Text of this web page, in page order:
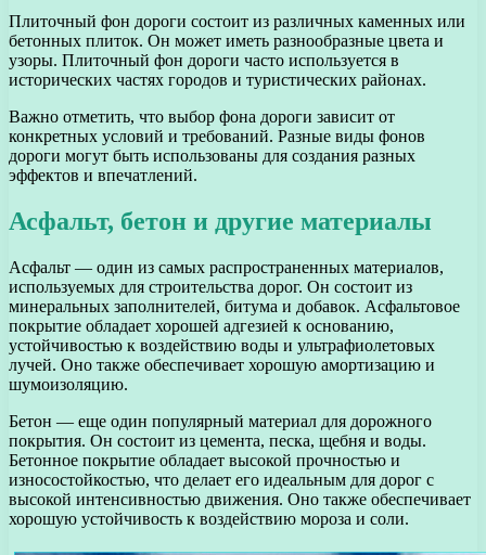
Плиточный фон дороги состоит из различных каменных или
бетонных плиток. Он может иметь разнообразные цвета и
узоры. Плиточный фон дороги часто используется в
исторических частях городов и туристических районах.
Важно отметить, что выбор фона дороги зависит от
конкретных условий и требований. Разные виды фонов
дороги могут быть использованы для создания разных
эффектов и впечатлений.
Асфальт, бетон и другие материалы
Асфальт — один из самых распространенных материалов,
используемых для строительства дорог. Он состоит из
минеральных заполнителей, битума и добавок. Асфальтовое
покрытие обладает хорошей адгезией к основанию,
устойчивостью к воздействию воды и ультрафиолетовых
лучей. Оно также обеспечивает хорошую амортизацию и
шумоизоляцию.
Бетон — еще один популярный материал для дорожного
покрытия. Он состоит из цемента, песка, щебня и воды.
Бетонное покрытие обладает высокой прочностью и
износостойкостью, что делает его идеальным для дорог с
высокой интенсивностью движения. Оно также обеспечивает
хорошую устойчивость к воздействию мороза и соли.